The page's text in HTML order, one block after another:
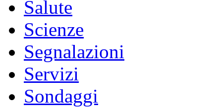
Salute
Scienze
Segnalazioni
Servizi
Sondaggi